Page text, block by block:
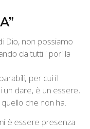
Dio, non possiamo
da tutti i pori la
per cui il
un dare, è un essere,
che non ha.
è essere presenza